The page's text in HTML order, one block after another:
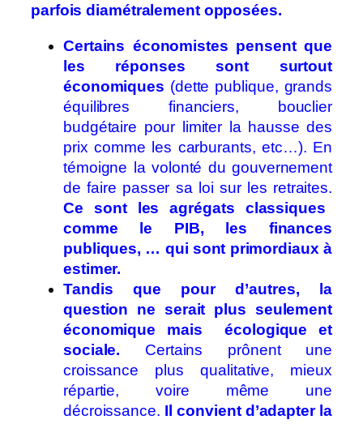
parfois diamétralement opposées.
Certains économistes pensent que
les réponses sont surtout
économiques (dette publique, grands
équilibres financiers, bouclier
budgétaire pour limiter la hausse des
prix comme les carburants, etc…). En
témoigne la volonté du gouvernement
de faire passer sa loi sur les retraites.
Ce sont les agrégats classiques
comme le PIB, les finances
publiques, … qui sont primordiaux à
estimer.
Tandis que pour d’autres, la
question ne serait plus seulement
économique mais écologique et
sociale. Certains prônent une
croissance plus qualitative, mieux
répartie, voire même une
décroissance. Il convient d’adapter la